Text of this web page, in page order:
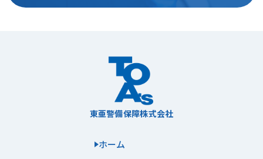
東亜警備保障株式会社
ホーム